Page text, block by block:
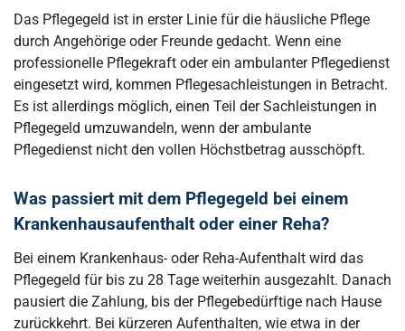
Das Pflegegeld ist in erster Linie für die häusliche Pflege
durch Angehörige oder Freunde gedacht. Wenn eine
professionelle Pflegekraft oder ein ambulanter Pflegedienst
eingesetzt wird, kommen Pflegesachleistungen in Betracht.
Es ist allerdings möglich, einen Teil der Sachleistungen in
Pflegegeld umzuwandeln, wenn der ambulante
Pflegedienst nicht den vollen Höchstbetrag ausschöpft.
Was passiert mit dem Pflegegeld bei einem
Krankenhausaufenthalt oder einer Reha?
Bei einem Krankenhaus- oder Reha-Aufenthalt wird das
Pflegegeld für bis zu 28 Tage weiterhin ausgezahlt. Danach
pausiert die Zahlung, bis der Pflegebedürftige nach Hause
zurückkehrt. Bei kürzeren Aufenthalten, wie etwa in der